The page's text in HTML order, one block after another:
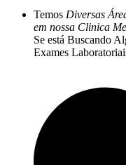
Temos Diversas
em nossa Clinica
Se está Buscando
Exames